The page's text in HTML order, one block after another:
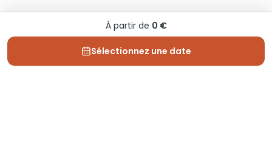
À partir de 0 €
Sélectionnez une date